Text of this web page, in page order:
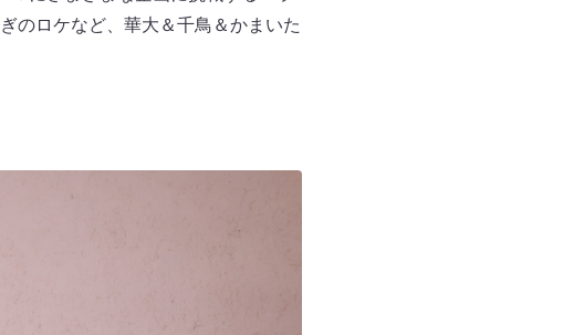
のロケなど、華大＆千鳥＆かまいた